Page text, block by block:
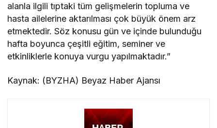
alanla ilgili tıptaki tüm gelişmelerin topluma ve
hasta ailelerine aktarılması çok büyük önem arz
etmektedir. Söz konusu gün ve içinde bulunduğu
hafta boyunca çeşitli eğitim, seminer ve
etkinliklerle konuya vurgu yapılmaktadır.”
Kaynak: (BYZHA) Beyaz Haber Ajansı